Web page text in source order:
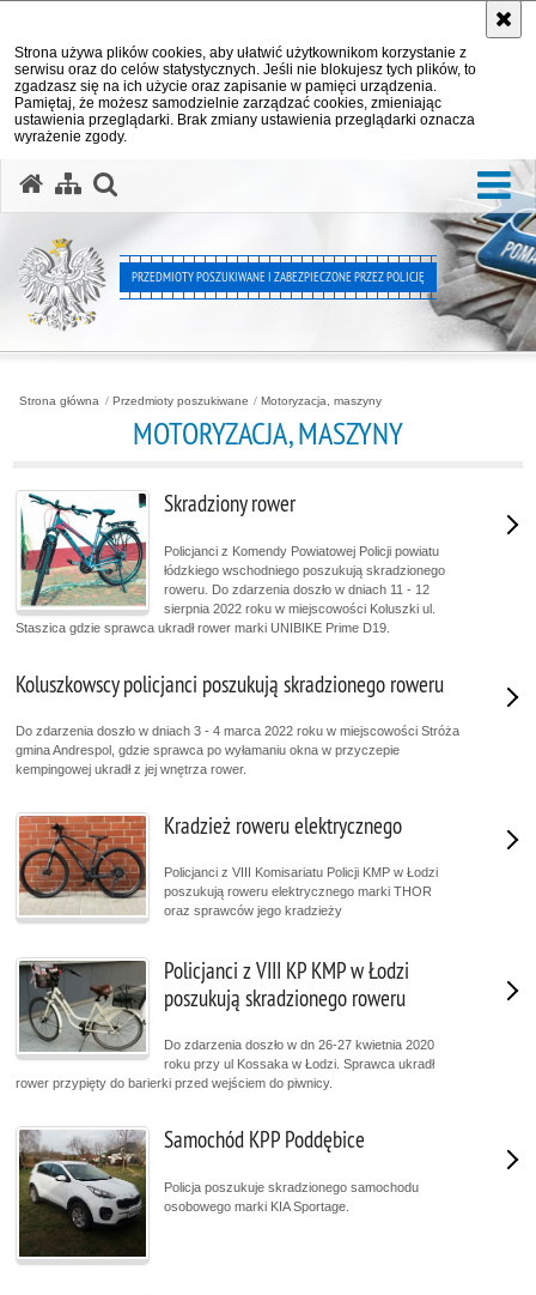
Strona używa plików cookies, aby ułatwić użytkownikom korzystanie z
serwisu oraz do celów statystycznych. Jeśli nie blokujesz tych plików, to
zgadzasz się na ich użycie oraz zapisanie w pamięci urządzenia.
Pamiętaj, że możesz samodzielnie zarządzać cookies, zmieniając
ustawienia przeglądarki. Brak zmiany ustawienia przeglądarki oznacza
wyrażenie zgody.
PRZEDMIOTY POSZUKIWANE I ZABEZPIECZONE PRZEZ POLICJĘ
Strona główna Przedmioty poszukiwane Motoryzacja, maszyny
MOTORYZACJA, MASZYNY
Skradziony rower
Policjanci z Komendy Powiatowej Policji powiatu
łódzkiego wschodniego poszukują skradzionego
roweru. Do zdarzenia doszło w dniach 11 - 12
sierpnia 2022 roku w miejscowości Koluszki ul.
Staszica gdzie sprawca ukradł rower marki UNIBIKE Prime D19.
Koluszkowscy policjanci poszukują skradzionego roweru
Do zdarzenia doszło w dniach 3 - 4 marca 2022 roku w miejscowości Stróża
gmina Andrespol, gdzie sprawca po wyłamaniu okna w przyczepie
kempingowej ukradł z jej wnętrza rower.
Kradzież roweru elektrycznego
Policjanci z VIII Komisariatu Policji KMP w Łodzi
poszukują roweru elektrycznego marki THOR
oraz sprawców jego kradzieży
Policjanci z VIII KP KMP w Łodzi
poszukują skradzionego roweru
Do zdarzenia doszło w dn 26-27 kwietnia 2020
roku przy ul Kossaka w Łodzi. Sprawca ukradł
rower przypięty do barierki przed wejściem do piwnicy.
Samochód KPP Poddębice
Policja poszukuje skradzionego samochodu
osobowego marki KIA Sportage.